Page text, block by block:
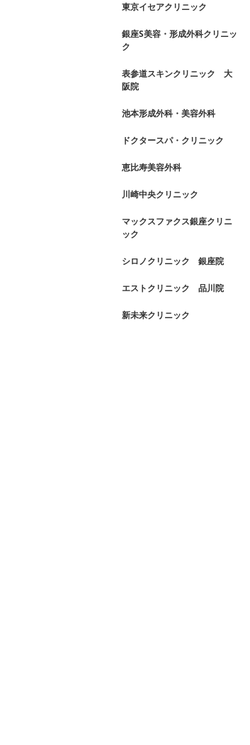
東京イセアクリニック
銀座S美容・形成外科クリニッ
ク
表参道スキンクリニック 大
阪院
池本形成外科・美容外科
ドクタースパ・クリニック
恵比寿美容外科
川崎中央クリニック
マックスファクス銀座クリニ
ック
シロノクリニック 銀座院
エストクリニック 品川院
新未来クリニック